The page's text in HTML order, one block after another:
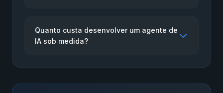
Quanto custa desenvolver um agente de
IA sob medida?